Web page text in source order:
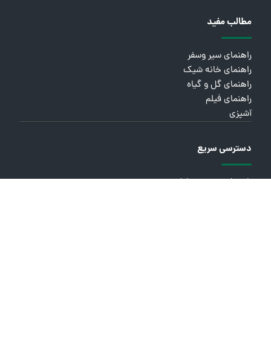
مطالب مفید
راهنمای سیر وسفر
راهنمای خانه شیک
راهنمای گل و گیاه
راهنمای فیلم
آشپزی
دسترسی سریع
راهنمای خرید موبایل